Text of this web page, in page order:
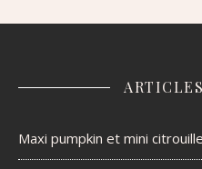
Maxi pumpkin et mini